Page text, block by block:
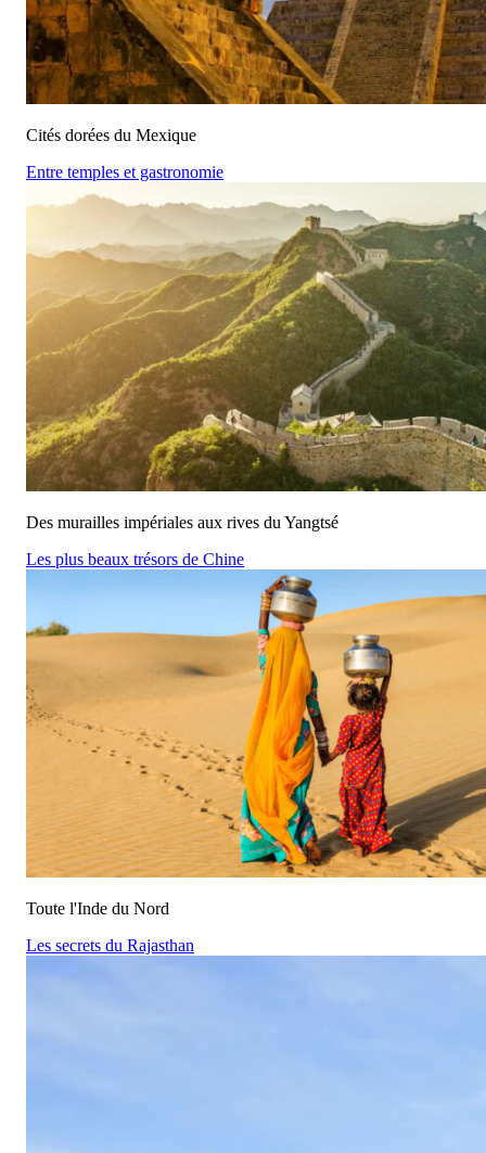
Cités dorées du Mexique
Entre temples et gastronomie
Des murailles impériales aux rives du Yangtsé
Les plus beaux trésors de Chine
Toute l'Inde du Nord
Les secrets du Rajasthan